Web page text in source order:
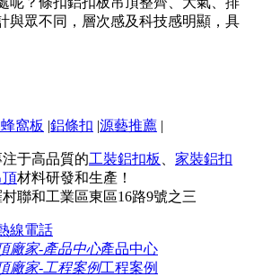
與眾不同，層次感及科技感明顯，具
窩板 |鋁條扣 |源藝推薦 |
于高品質的工裝鋁扣板
家裝鋁扣
頂材料研發和生產！
聯和工業區東區16路9號之三
線電話
產品中心
工程案例